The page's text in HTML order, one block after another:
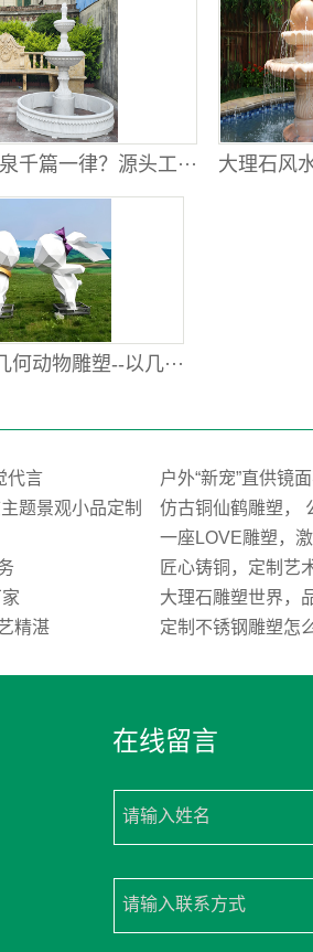
千篇一律？源头工··· 大理石风
何动物雕塑--以几···
代言
户外“新宠”直供镜
题景观小品定制
仿古铜仙鹤雕塑，
一座LOVE雕塑，
匠心铸铜，定制
大理石雕塑世界，
精湛
定制不锈钢雕塑怎
在线留言
请输入姓名
请输入联系方式